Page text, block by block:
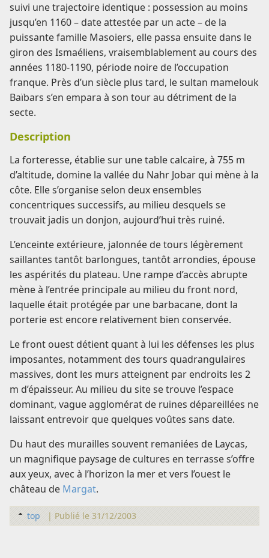
suivi une trajectoire identique : possession au moins
jusqu’en 1160 – date attestée par un acte – de la
puissante famille Masoiers, elle passa ensuite dans le
giron des Ismaéliens, vraisemblablement au cours des
années 1180-1190, période noire de l’occupation
franque. Près d’un siècle plus tard, le sultan mamelouk
Baïbars s’en empara à son tour au détriment de la
secte.
Description
La forteresse, établie sur une table calcaire, à 755 m
d’altitude, domine la vallée du Nahr Jobar qui mène à la
côte. Elle s’organise selon deux ensembles
concentriques successifs, au milieu desquels se
trouvait jadis un donjon, aujourd’hui très ruiné.
L’enceinte extérieure, jalonnée de tours légèrement
saillantes tantôt barlongues, tantôt arrondies, épouse
les aspérités du plateau. Une rampe d’accès abrupte
mène à l’entrée principale au milieu du front nord,
laquelle était protégée par une barbacane, dont la
porterie est encore relativement bien conservée.
Le front ouest détient quant à lui les défenses les plus
imposantes, notamment des tours quadrangulaires
massives, dont les murs atteignent par endroits les 2
m d’épaisseur. Au milieu du site se trouve l’espace
dominant, vague agglomérat de ruines dépareillées ne
laissant entrevoir que quelques voûtes sans date.
Du haut des murailles souvent remaniées de Laycas,
un magnifique paysage de cultures en terrasse s’offre
aux yeux, avec à l’horizon la mer et vers l’ouest le
château de Margat.
top | Publié le 31/12/2003